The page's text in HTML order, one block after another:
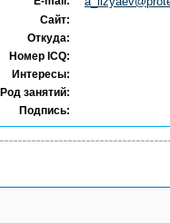
Сайт:
Откуда:
Номер ICQ:
Интересы:
Род занятий:
Подпись: